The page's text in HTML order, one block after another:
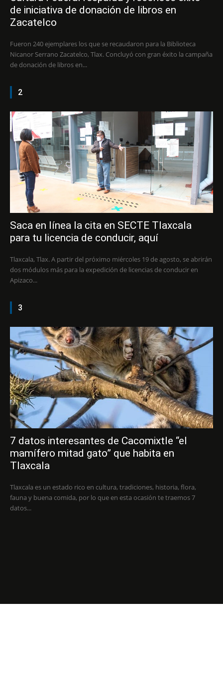
de iniciativa de donación de libros en
Zacatelco
Fueron 240 ejemplares los que se recaudaron para la Biblioteca
Nicanor Serrano Zacatelco, Tlax. Concluyó con gran éxito la campaña
de donación de libros en...
2
Saca en línea la cita en SECTE Tlaxcala
para tu licencia de conducir, aquí
Tlaxcala, Tlax. A partir del próximo miércoles 19 de agosto, se abrirán
dos módulos más para la expedición de licencias de conducir en
Apizaco...
3
7 datos interesantes de Cacomixtle “el
mamífero mitad gato” que habita en
Tlaxcala
Tlaxcala es un estado rico en cultura, tradiciones, historia, flora,
fauna y buena comida, por lo que en esta ocasión te traemos 7
datos...